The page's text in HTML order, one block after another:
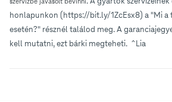
honlapunkon (https://bit.ly/1ZcEsx8) a "Mi a
esetén?" résznél találod meg. A
kell mutatni, ezt bárki megteheti. ^Lia